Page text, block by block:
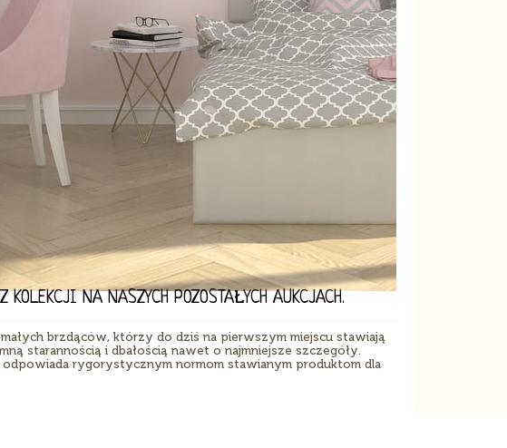
NA NASZYCH POZOSTAŁYCH AUKCJACH.
brzdąców, którzy do dziś na pierwszym miejscu stawiają
starannością i dbałością nawet o najmniejsze szczegóły.
rygorystycznym normom stawianym produktom dla